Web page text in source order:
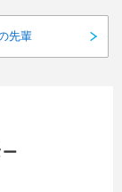
先輩
ー